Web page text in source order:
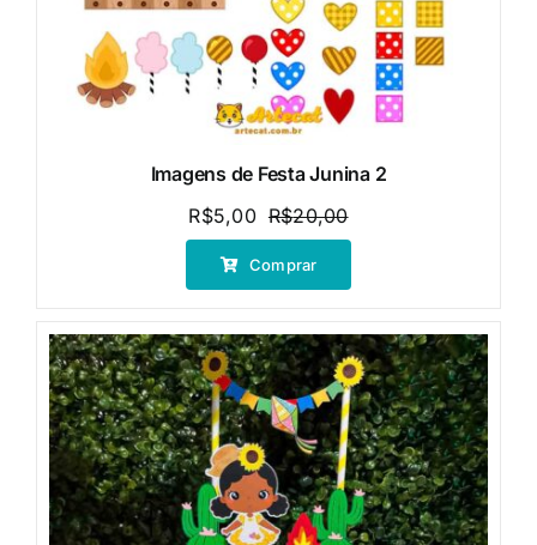
Imagens de Festa Junina 2
R$20,00O
preço
era:
R$5,00
O
preço
é:
Comprar